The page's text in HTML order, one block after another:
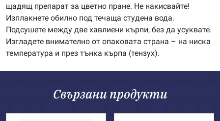
щадящ препарат за цветно пране. Не накисвайте!
Изплакнете обилно под течаща студена вода.
Подсушете между две хавлиени кърпи, без да усуквате.
Изгладете внимателно от опаковата страна – на ниска
температура и през тънка кърпа (тензух).
Свързани продукти